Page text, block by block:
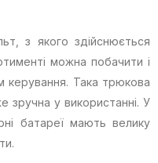
з якого здійснюється
можна побачити і
Така трюкова
зручна у використанні. У
батареї мають велику